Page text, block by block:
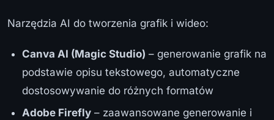
Narzędzia AI do tworzenia grafik i wideo:
Canva AI (Magic Studio) – generowanie grafik na
podstawie opisu tekstowego, automatyczne
dostosowywanie do różnych formatów
Adobe Firefly – zaawansowane generowanie i